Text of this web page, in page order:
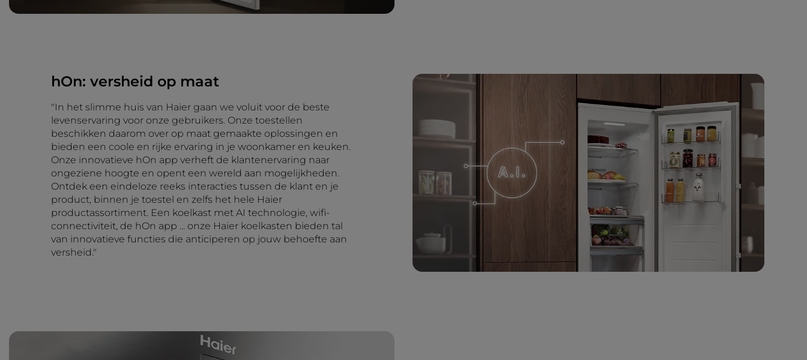
hOn: versheid op maat
"In het slimme huis van Haier gaan we voluit voor de beste
levenservaring voor onze gebruikers. Onze toestellen
beschikken daarom over op maat gemaakte oplossingen en
bieden een coole en rijke ervaring in je woonkamer en keuken.
Onze innovatieve hOn app verheft de klantenervaring naar
ongeziene hoogte en opent een wereld aan mogelijkheden.
Ontdek een eindeloze reeks interacties tussen de klant en je
product, binnen je toestel en zelfs het hele Haier
productassortiment. Een koelkast met AI technologie, wifi-
connectiviteit, de hOn app ... onze Haier koelkasten bieden tal
van innovatieve functies die anticiperen op jouw behoefte aan
versheid."